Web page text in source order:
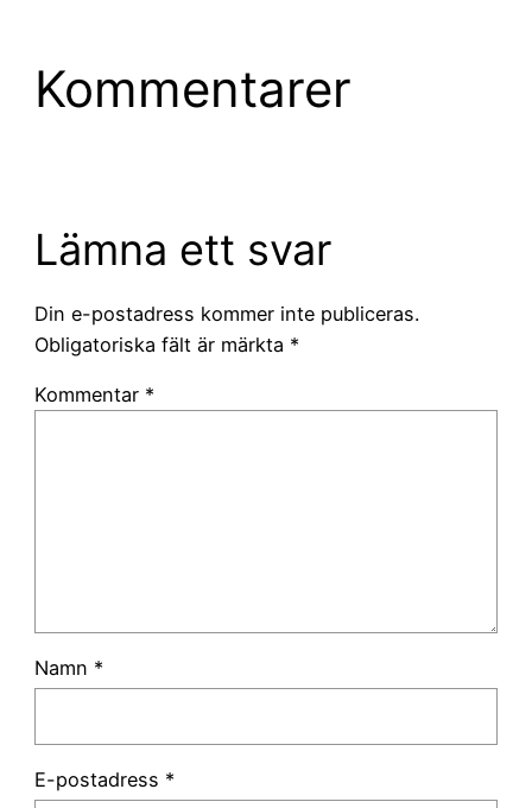
Kommentarer
Lämna ett svar
Din e-postadress kommer inte publiceras.
Obligatoriska fält är märkta *
Kommentar *
Namn *
E-postadress *